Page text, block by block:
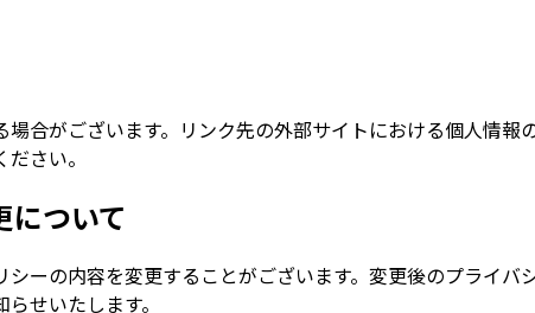
合がございます。リンク先の外部サイトにおける個人情
さい。
について
ーの内容を変更することがございます。変更後のプライ
せいたします。